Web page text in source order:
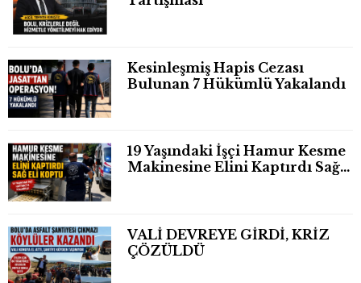
Kesinleşmiş Hapis Cezası
Bulunan 7 Hükümlü Yakalandı
19 Yaşındaki İşçi Hamur Kesme
Makinesine Elini Kaptırdı Sağ
VALİ DEVREYE GİRDİ, KRİZ
ÇÖZÜLDÜ